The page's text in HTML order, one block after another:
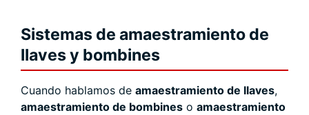
Sistemas de amaestramiento de
llaves y bombines
Cuando hablamos de amaestramiento de llaves,
amaestramiento de bombines o amaestramiento